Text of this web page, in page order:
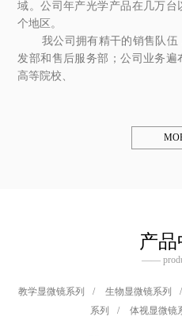
域。公司年产光学产品在几万
个地区。
我公司拥有精干的销售队伍
发部和售后服务部；公司业务遍
高等院校、
产
——
教学显微镜系列 / 生物显微镜系列 /
系列
/ 体视显微镜